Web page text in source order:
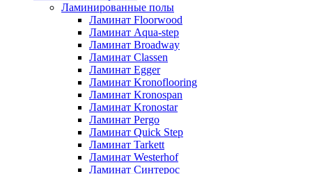
Ламинированные полы
Ламинат Floorwood
Ламинат Aqua-step
Ламинат Broadway
Ламинат Classen
Ламинат Egger
Ламинат Kronoflooring
Ламинат Kronospan
Ламинат Kronostar
Ламинат Pergo
Ламинат Quick Step
Ламинат Tarkett
Ламинат Westerhof
Ламинат Синтерос